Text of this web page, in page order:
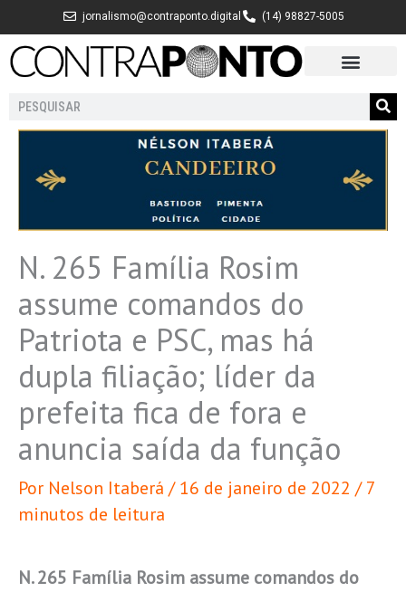
para
jornalismo@contraponto.digital (14) 98827-5005
Pesquisar
N. 265 Família Rosim
assume comandos do
Patriota e PSC, mas há
dupla filiação; líder da
prefeita fica de fora e
anuncia saída da função
Por Nelson Itaberá /16 de janeiro de 2022 /7
minutos de leitura
N. 265 Família Rosim assume comandos do